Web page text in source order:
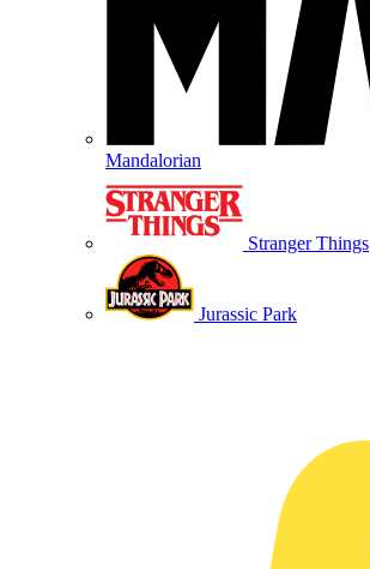
Mandalorian
Stranger Things
Jurassic Park